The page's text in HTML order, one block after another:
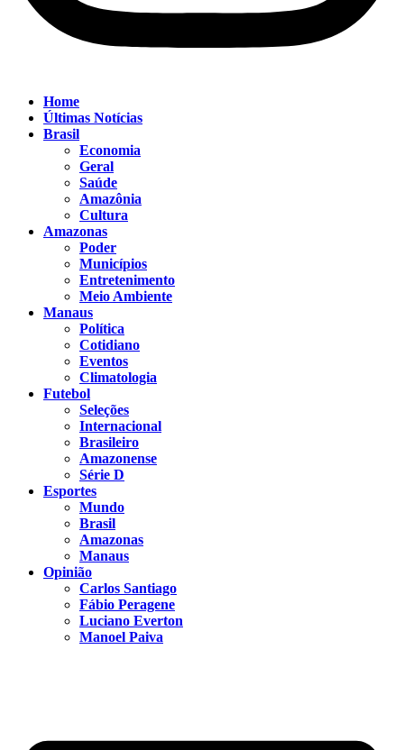
Home
Últimas Notícias
Brasil
Economia
Geral
Saúde
Amazônia
Cultura
Amazonas
Poder
Municípios
Entretenimento
Meio Ambiente
Manaus
Política
Cotidiano
Eventos
Climatologia
Futebol
Seleções
Internacional
Brasileiro
Amazonense
Série D
Esportes
Mundo
Brasil
Amazonas
Manaus
Opinião
Carlos Santiago
Fábio Peragene
Luciano Everton
Manoel Paiva